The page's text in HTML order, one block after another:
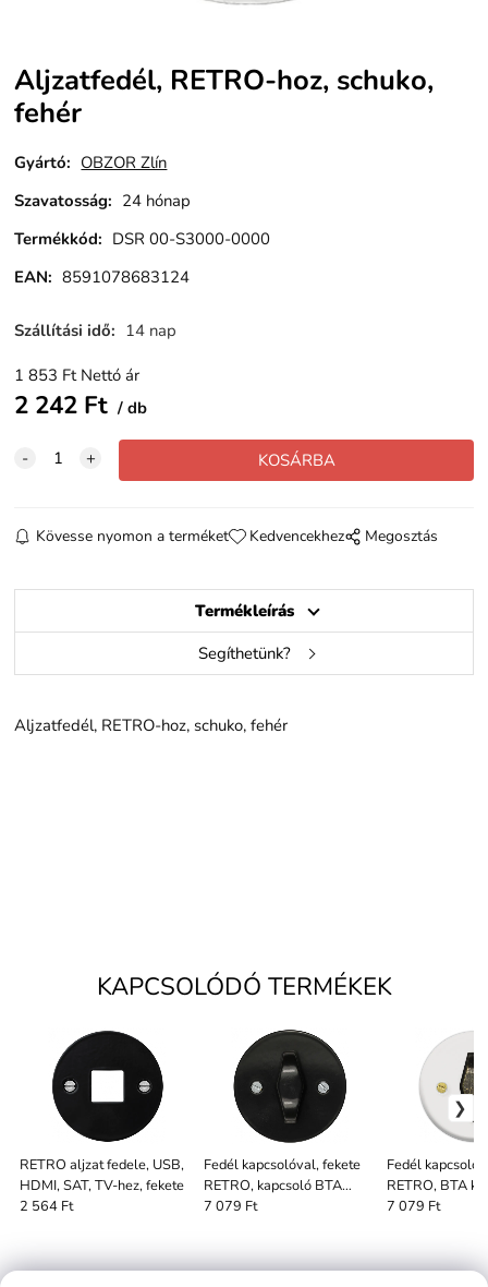
Aljzatfedél, RETRO-hoz, schuko,
fehér
Gyártó: OBZOR Zlín
Szavatosság: 24 hónap
Termékkód: DSR 00-S3000-0000
EAN: 8591078683124
Szállítási idő: 14 nap
1 853 Ft Nettó ár
2 242 Ft db
Kövesse nyomon a terméket Kedvencekhez Megosztás
Termékleírás
Segíthetünk?
Aljzatfedél, RETRO-hoz, schuko, fehér
KAPCSOLÓDÓ TERMÉKEK
RETRO aljzat fedele, USB,
HDMI, SAT, TV-hez, fekete
2 564 Ft
Fedél kapcsolóval, fekete
RETRO, kapcsoló BTA
fekete
7 079 Ft
Fedél
RETRO, BTA
patinás
7 079 Ft